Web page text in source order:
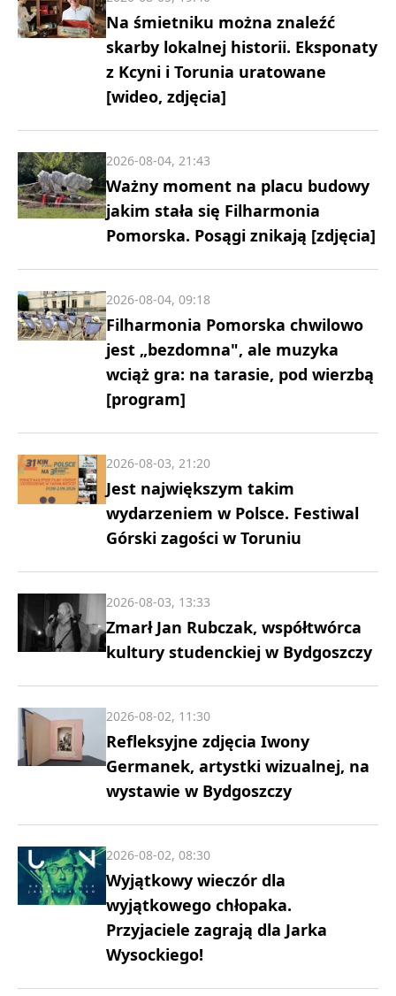
Na śmietniku można znaleźć
skarby lokalnej historii. Eksponaty
z Kcyni i Torunia uratowane
[wideo, zdjęcia]
Ważny moment na placu budowy
jakim stała się Filharmonia
Pomorska. Posągi znikają [zdjęcia]
2026-08-04, 21:43
Filharmonia Pomorska chwilowo
jest „bezdomna", ale muzyka
wciąż gra: na tarasie, pod wierzbą
[program]
2026-08-04, 09:18
Jest największym takim
wydarzeniem w Polsce. Festiwal
Górski zagości w Toruniu
2026-08-03, 21:20
Zmarł Jan Rubczak, współtwórca
kultury studenckiej w Bydgoszczy
2026-08-03, 13:33
Refleksyjne zdjęcia Iwony
Germanek, artystki wizualnej, na
wystawie w Bydgoszczy
2026-08-02, 11:30
Wyjątkowy wieczór dla
wyjątkowego chłopaka.
Przyjaciele zagrają dla Jarka
Wysockiego!
2026-08-02, 08:30